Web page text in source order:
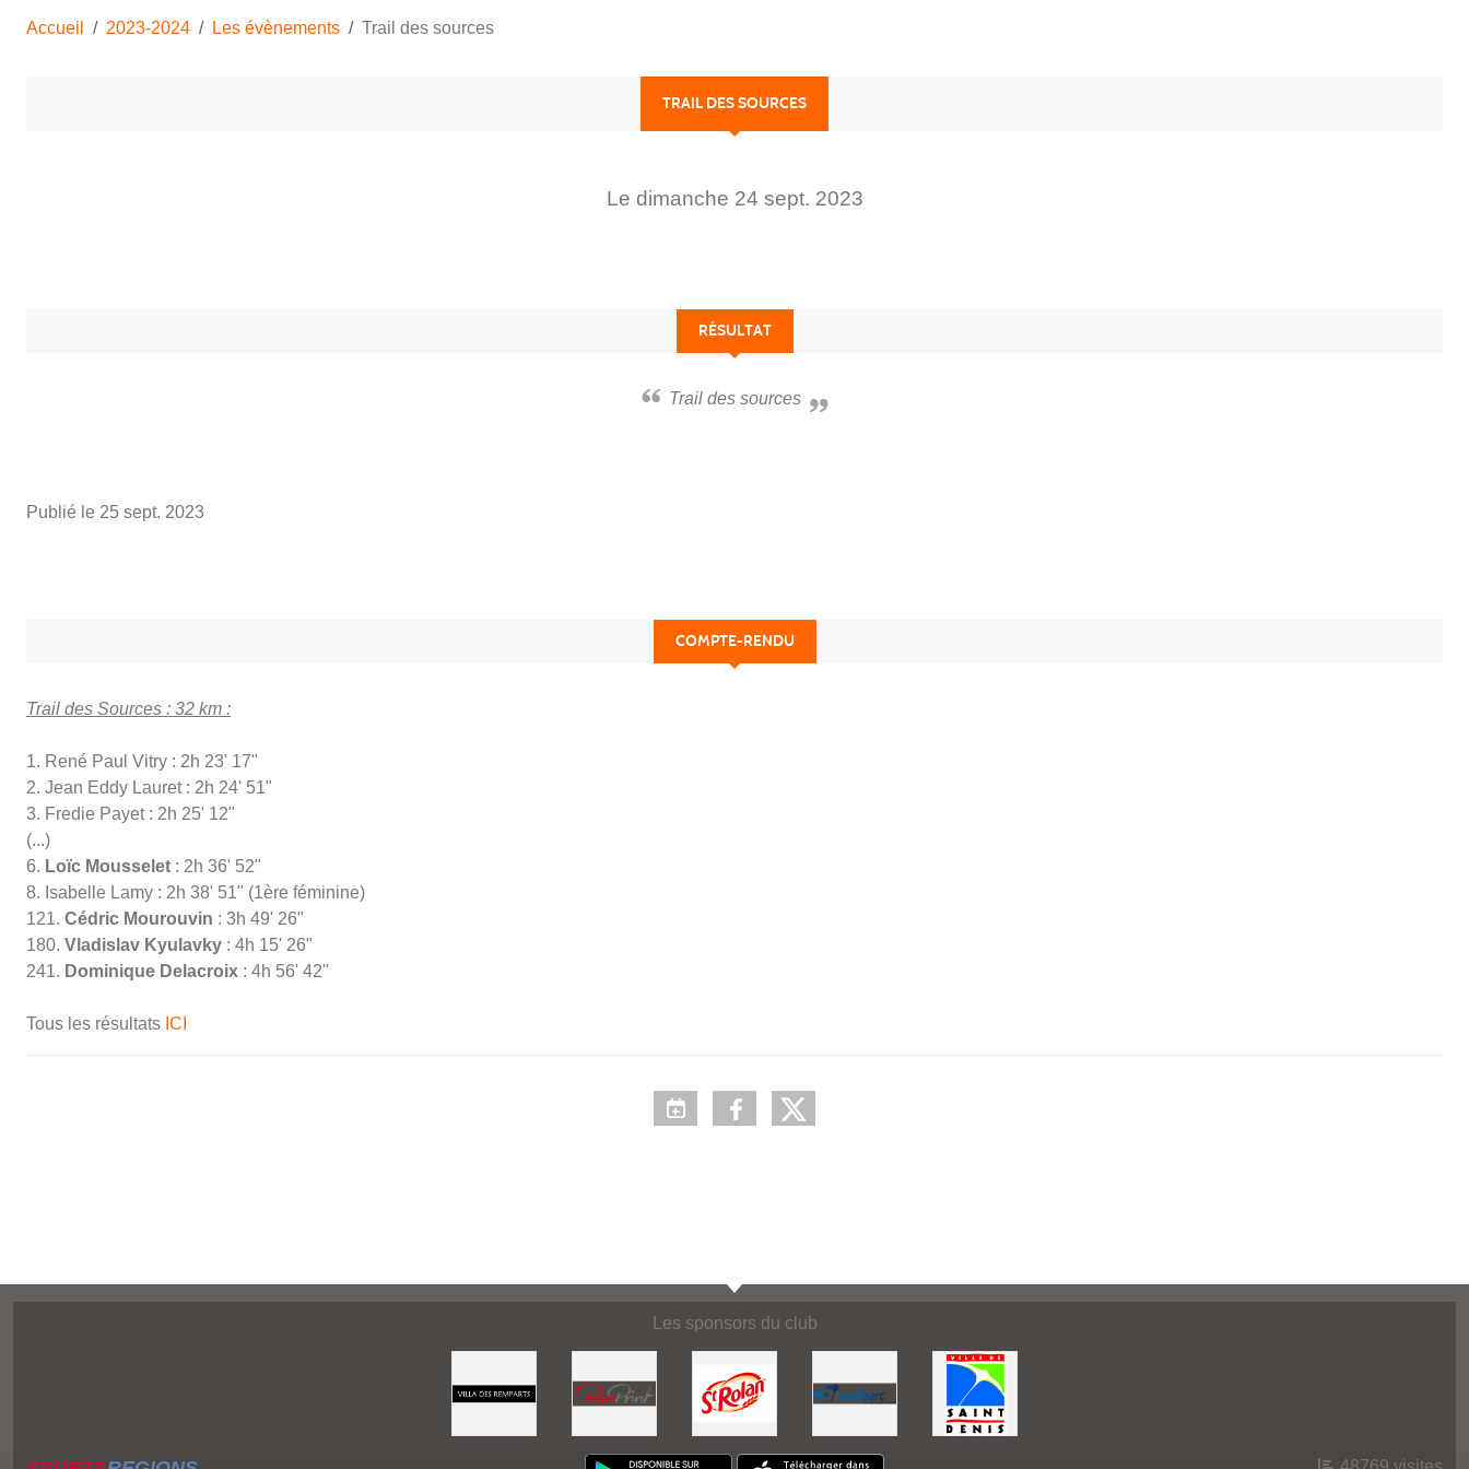
Accueil 2023-2024 Les évènements Trail des sources
TRAIL DES SOURCES
Le dimanche 24 sept. 2023
RÉSULTAT
Trail des sources
Publié le 25 sept. 2023
COMPTE-RENDU
Trail des Sources : 32 km :
1. René Paul Vitry : 2h 23' 17"
2. Jean Eddy Lauret : 2h 24' 51"
3. Fredie Payet : 2h 25' 12"
(...)
6. Loïc Mousselet : 2h 36' 52"
8. Isabelle Lamy : 2h 38' 51" (1ère féminine)
121. Cédric Mourouvin : 3h 49' 26"
180. Vladislav Kyulavky : 4h 15' 26"
241. Dominique Delacroix : 4h 56' 42"
Tous les résultats ICI
Les sponsors du club